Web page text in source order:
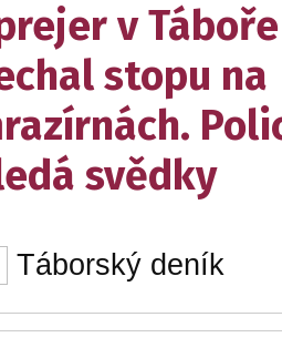
v Táboře
stopu na
svědky
Táborský deník